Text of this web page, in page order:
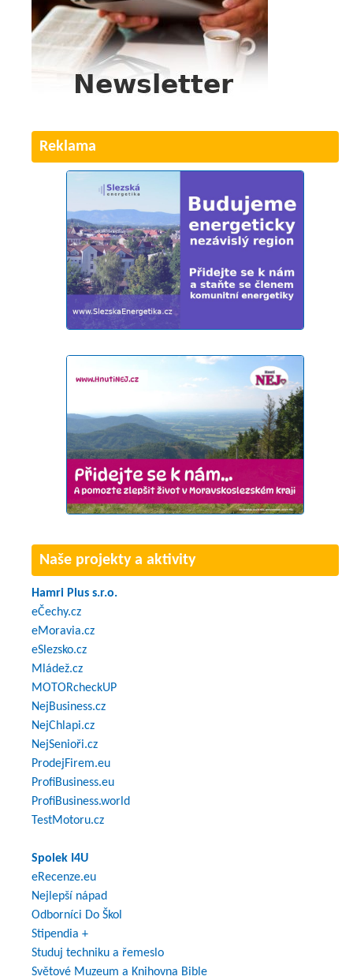
Reklama
Naše projekty a aktivity
Hamri Plus s.r.o.
eČechy.cz
eMoravia.cz
eSlezsko.cz
Mládež.cz
MOTORcheckUP
NejBusiness.cz
NejChlapi.cz
NejSenioři.cz
ProdejFirem.eu
ProfiBusiness.eu
ProfiBusiness.world
TestMotoru.cz
Spolek I4U
eRecenze.eu
Nejlepší nápad
Odborníci Do Škol
Stipendia +
Studuj techniku a řemeslo
Světové Muzeum a Knihovna Bible